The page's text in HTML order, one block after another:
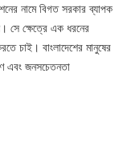
নামে বিগত সরকার ব্যাপক
সে ক্ষেত্রে এক ধরনের
চাই। বাংলাদেশের মানুষের
এবং জনসচেতনতা